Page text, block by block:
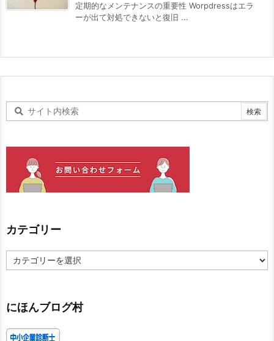
定期的なメンテナンスの重要性 Worpdressはエラ
ーが出て対処できないと復旧 ...
カテゴリー
テ
ー
にほんブログ村